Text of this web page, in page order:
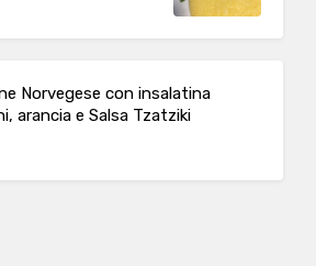
Norvegese con insalatina
arancia e Salsa Tzatziki